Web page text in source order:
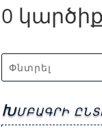
0 կարծիք
Խմբագրի